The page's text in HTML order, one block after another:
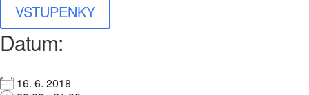
VSTUPENKY
Datum:
16. 6. 2018